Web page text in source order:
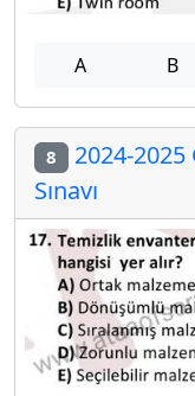
A B
8 2024-2025
Sınavı